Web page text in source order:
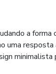
a
uma